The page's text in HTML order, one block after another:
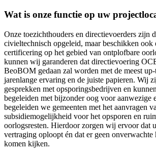
Wat is onze functie op uw
Onze toezichthouders en directievoerders zijn
civieltechnisch opgeleid, maar beschikken ook
certificering op het gebied van ontplofbare
kunnen wij garanderen dat directievoering
BeoBOM gedaan zal worden met de meest
jarenlange ervaring en de juiste papieren. Wij
gesprekken met opsporingsbedrijven en
begeleiden met bijzonder oog voor aanwezige
begeleiden we gemeenten met het aanvragen
subsidiemogelijkheid voor het opsporen en
oorlogsresten. Hierdoor zorgen wij ervoor dat
vertraging oploopt én dat er geen onverwachte
komen kijken.